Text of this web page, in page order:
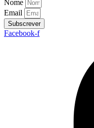
Nome
Email
Subscrever
Facebook-f